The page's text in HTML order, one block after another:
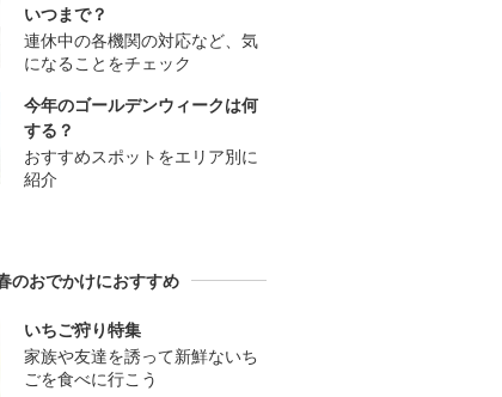
いつまで？
連休中の各機関の対応など、気
になることをチェック
今年のゴールデンウィークは何
する？
おすすめスポットをエリア別に
紹介
のおでかけにおすすめ
いちご狩り特集
家族や友達を誘って新鮮ないち
ごを食べに行こう